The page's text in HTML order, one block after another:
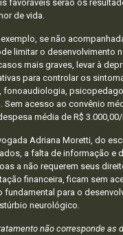
favoráveis serão os
de vida.
se não
limitar o desenvolvimento
mais graves, levar à
para controlar os
fonoaudiologia,
Sem acesso ao convênio
média de R$ 3.000,00/
Adriana Moretti, do
a falta de informação e
a não requerem seus
financeira, ficam sem
fundamental para o
neurológico.
não corresponde as